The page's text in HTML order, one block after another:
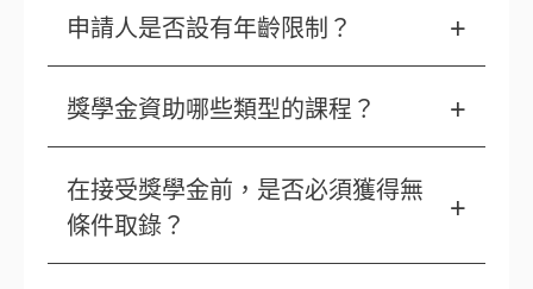
申請人是否設有年齡限制？
獎學金資助哪些類型的課程？
在接受獎學金前，是否必須獲得無
條件取錄？